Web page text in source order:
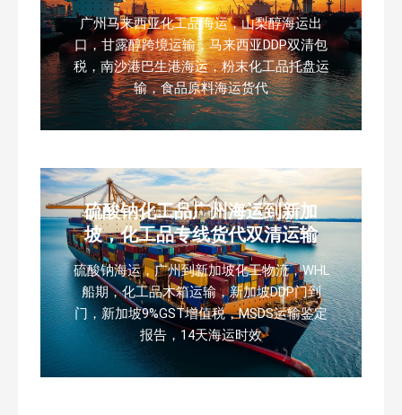
广州马来西亚化工品海运，山梨醇海运出
口，甘露醇跨境运输，马来西亚DDP双清包
税，南沙港巴生港海运，粉末化工品托盘运
输，食品原料海运货代
硫酸钠化工品广州海运到新加
坡，化工品专线货代双清运输
硫酸钠海运，广州到新加坡化工物流，WHL
船期，化工品木箱运输，新加坡DDP门到
门，新加坡9%GST增值税，MSDS运输鉴定
报告，14天海运时效